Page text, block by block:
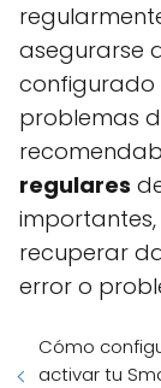
asegurarse
problemas
regulares
recuperar
error o
Cómo
activar tu